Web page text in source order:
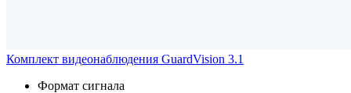
Комплект видеонаблюдения GuardVision 3.1
Формат сигнала